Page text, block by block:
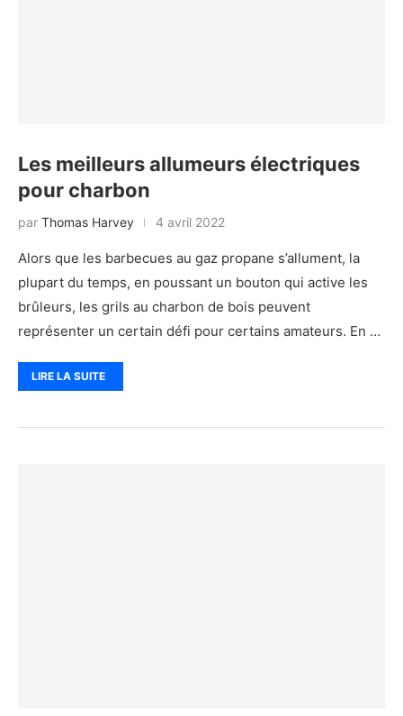
Les meilleurs allumeurs électriques
pour charbon
par Thomas Harvey 4 avril 2022
Alors que les barbecues au gaz propane s’allument, la
plupart du temps, en poussant un bouton qui active les
brûleurs, les grils au charbon de bois peuvent
représenter un certain défi pour certains amateurs. En …
LIRE LA SUITE